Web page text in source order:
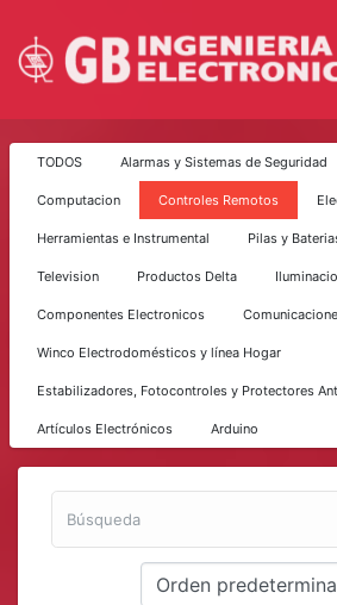
TODOS Alarmas y Sistemas de Seguridad
Computacion Controles Remotos
Herramientas e Instrumental Pilas y
Television Productos Delta
Componentes Electronicos
Winco Electrodomésticos y línea Hogar
Estabilizadores, Fotocontroles y Protectores
Artículos Electrónicos Arduino